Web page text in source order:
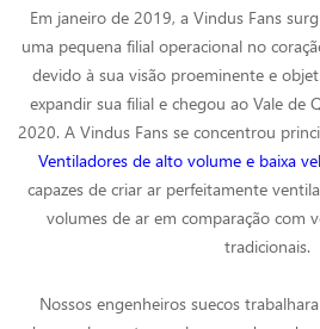
Em janeiro de 2019, a Vindus Fans
uma pequena filial operacional no
devido à sua visão proeminente e
expandir sua filial e chegou ao Vale de
2020. A Vindus Fans se concentrou
Ventiladores de alto volume e baixa
capazes de criar ar perfeitamente
volumes de ar em comparação com
tradicionais.
Nossos engenheiros suecos